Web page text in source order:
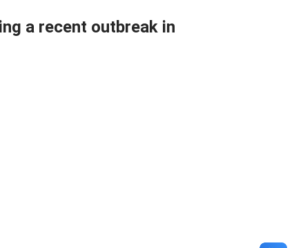
a recent outbreak in